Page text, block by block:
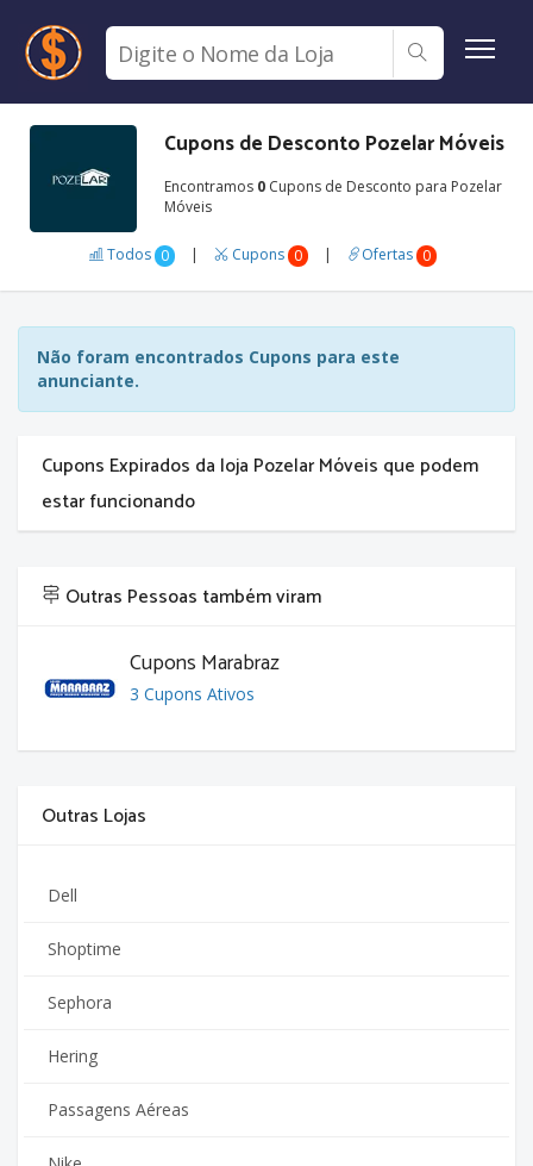
Cupons de Desconto Pozelar Móveis
Encontramos 0Cupons de Desconto para Pozelar
Móveis
Todos 0 | Cupons 0 | Ofertas 0
Não foram encontrados Cupons para este
anunciante.
Cupons Expirados da loja Pozelar Móveis que podem
estar funcionando
Outras Pessoas também viram
Cupons Marabraz
3 Cupons Ativos
Outras Lojas
Dell
Shoptime
Sephora
Hering
Passagens Aéreas